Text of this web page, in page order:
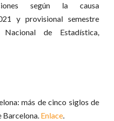
según la causa
y provisional semestre
de Estadística,
más de cinco siglos de
Barcelona. Enlace.